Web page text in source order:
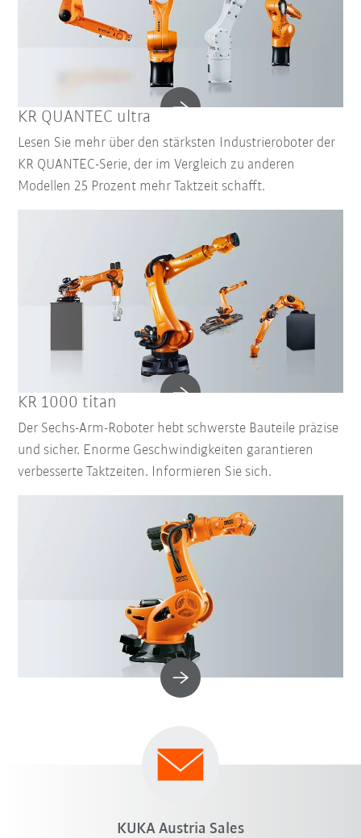
KR QUANTEC ultra
Lesen Sie mehr über den stärksten Industrieroboter der
KR QUANTEC-Serie, der im Vergleich zu anderen
Modellen 25 Prozent mehr Taktzeit schafft.
KR 1000 titan
Der Sechs-Arm-Roboter hebt schwerste Bauteile präzise
und sicher. Enorme Geschwindigkeiten garantieren
verbesserte Taktzeiten. Informieren Sie sich.
KUKA Austria Sales